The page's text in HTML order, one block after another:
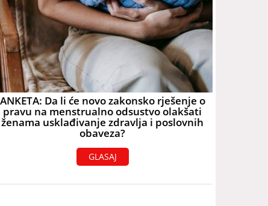
ANKETA: Da li će novo zakonsko rješenje o
pravu na menstrualno odsustvo olakšati
ženama usklađivanje zdravlja i poslovnih
obaveza?
GLASAJ